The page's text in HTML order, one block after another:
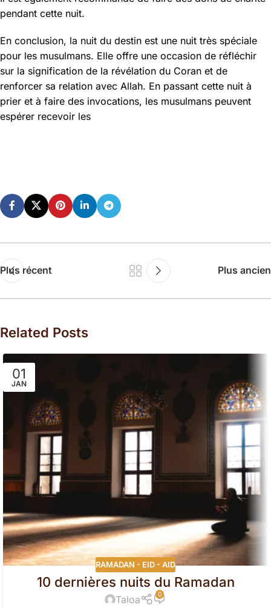
pendant cette nuit.
En conclusion, la nuit du destin est une nuit très spéciale
pour les musulmans. Elle offre une occasion de réfléchir
sur la signification de la révélation du Coran et de
renforcer sa relation avec Allah. En passant cette nuit à
prier et à faire des invocations, les musulmans peuvent
espérer recevoir les
Plus récent Plus ancien
Related Posts
01
JAN
RAMADAN - EID - AID
10 dernières nuits du Ramadan
Taloa 0